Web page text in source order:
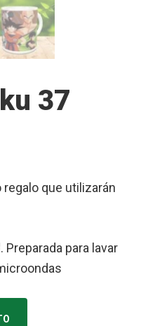
37
regalo que utilizarán
Preparada para lavar